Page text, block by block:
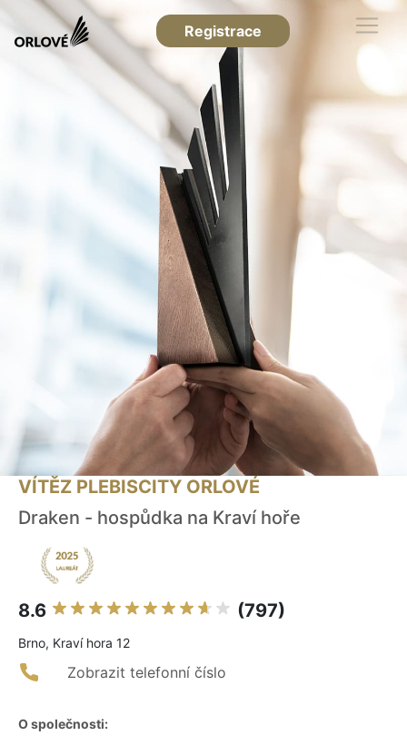
Registrace
VÍTĚZ PLEBISCITY ORLOVÉ
Draken - hospůdka na Kraví hoře
8.6 (797)
Brno, Kraví hora 12
Zobrazit telefonní číslo
O společnosti: